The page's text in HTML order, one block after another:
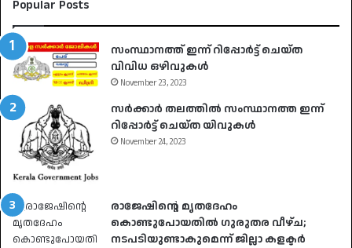
Popular Posts
സംസ്ഥാനത്ത് ഇന്ന് റിപ്പോർട്ട് ചെയ്ത
വിവിധ ഒഴിവുകൾ
November 23, 2023
സർക്കാർ തലത്തിൽ സംസ്ഥാനത്ത ഇന്ന്
റിപ്പോർട്ട് ചെയ്ത യിവുകൾ
November 24, 2023
രാജേഷിന്റെ മൃതദേഹം
കൊണ്ടുപോയതിൽ ഗുരുതര വീഴ്ച;
നടപടിയുണ്ടാകുമെന്ന് ജില്ലാ കളക്ടർ